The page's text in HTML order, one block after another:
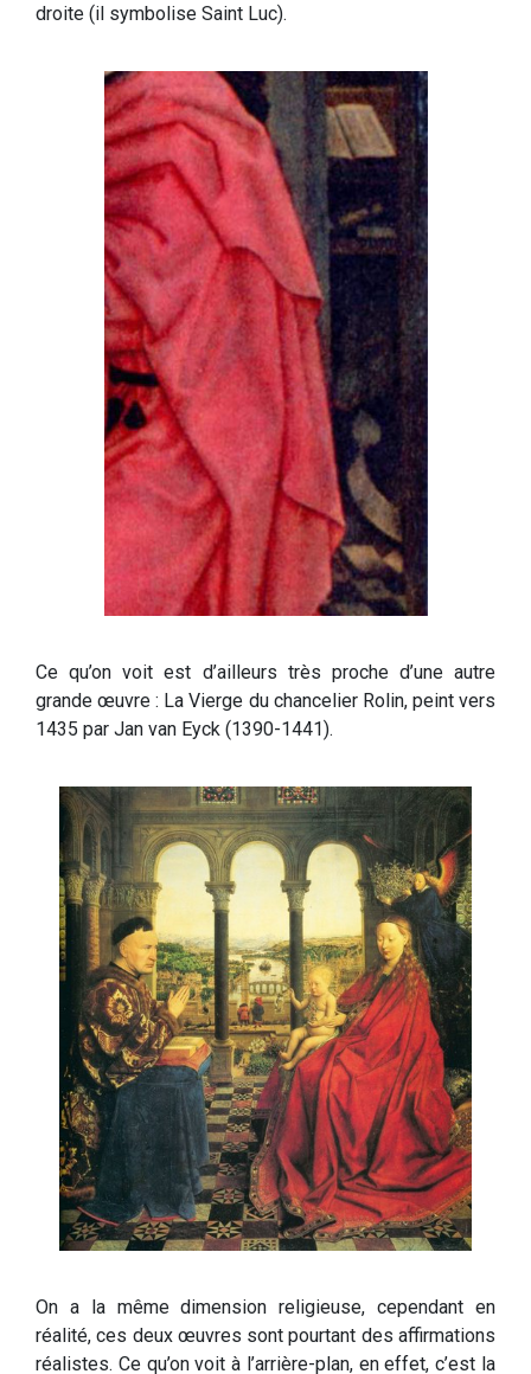
droite (il symbolise Saint Luc).
Ce qu’on voit est d’ailleurs très proche d’une autre
grande œuvre : La Vierge du chancelier Rolin, peint vers
1435 par Jan van Eyck (1390-1441).
On a la même dimension religieuse, cependant en
réalité, ces deux œuvres sont pourtant des affirmations
réalistes. Ce qu’on voit à l’arrière-plan, en effet, c’est la